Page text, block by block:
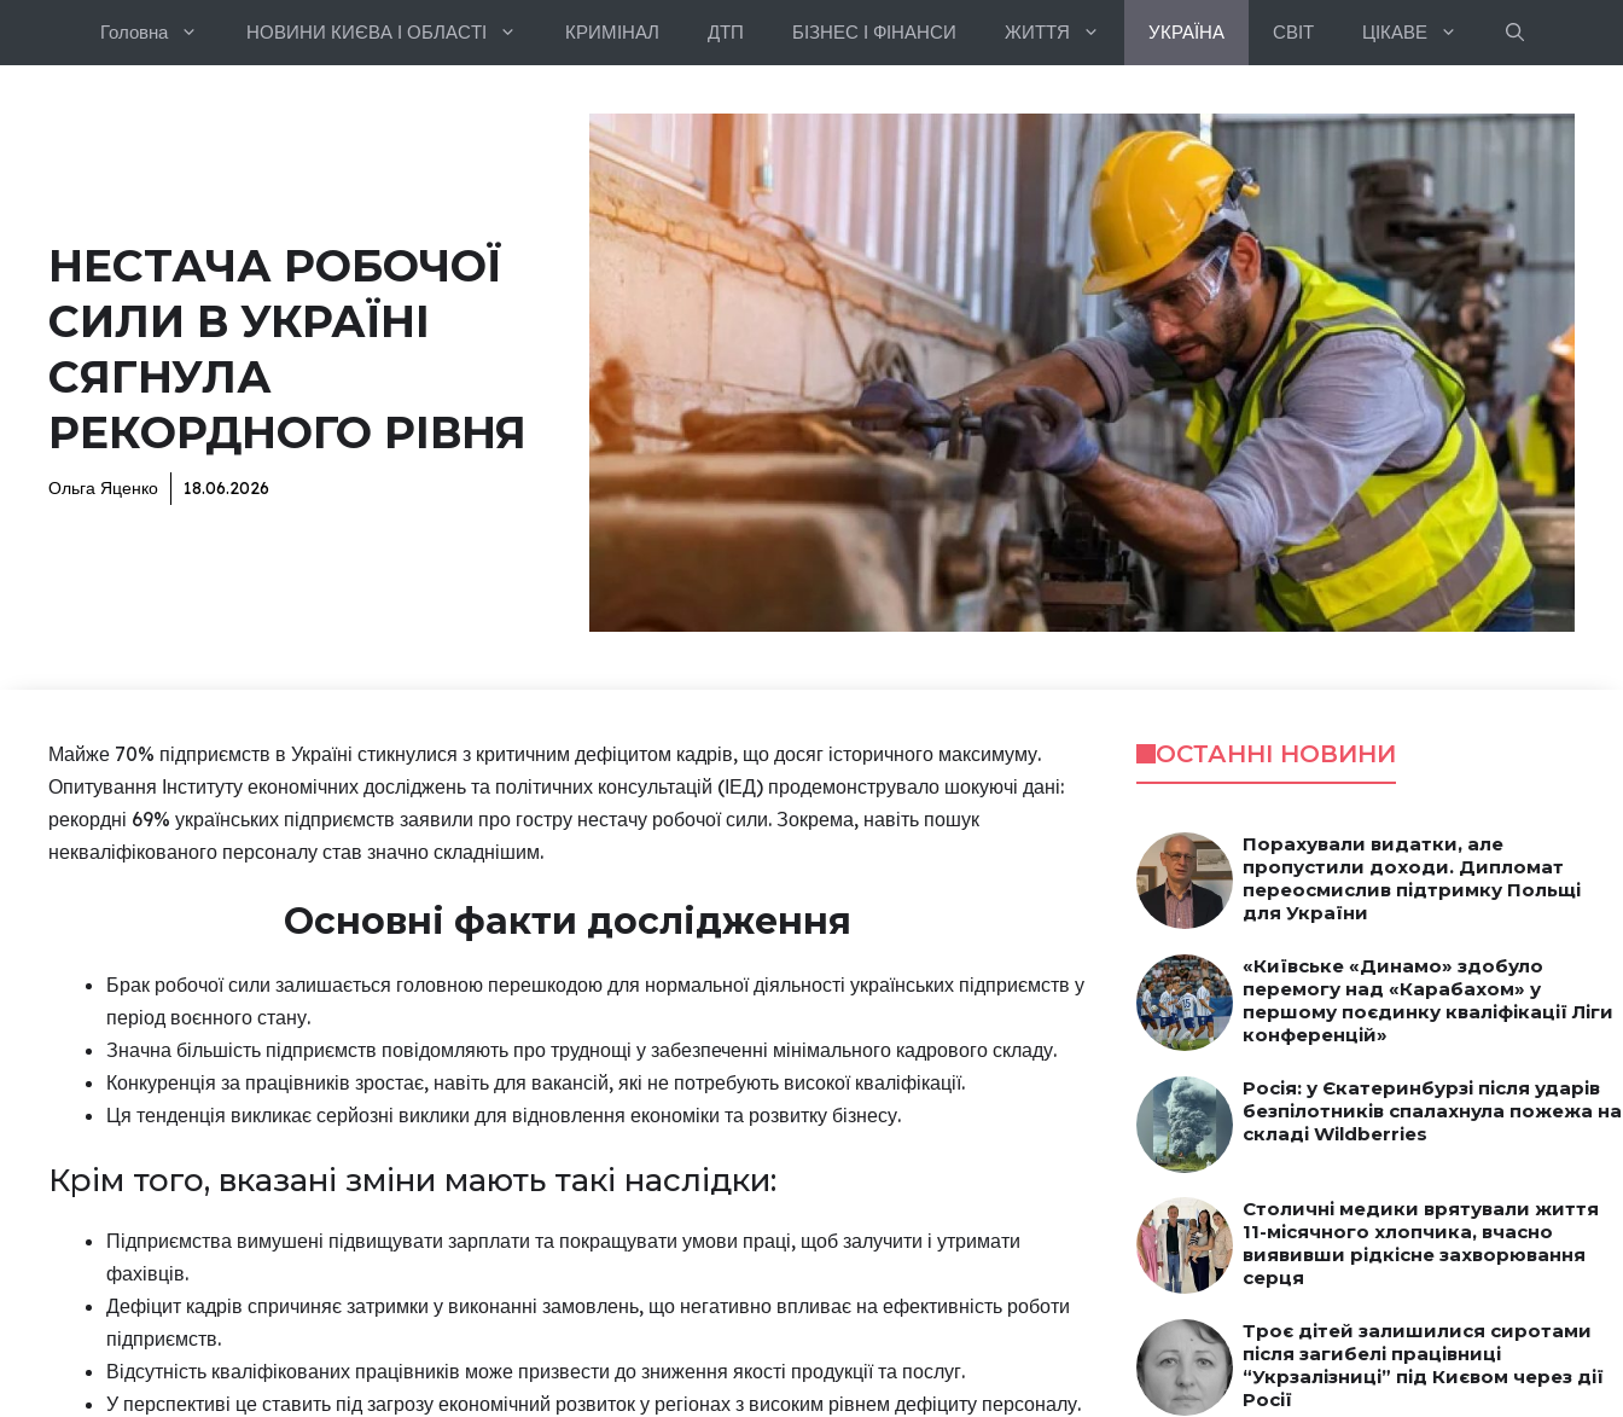
Головна НОВИНИ КИЄВА І ОБЛАСТІ КРИМІНАЛ ДТП БІЗНЕС І ФІНАНСИ ЖИТТЯ УКРАЇНА СВІТ ЦІКАВЕ
НЕСТАЧА РОБОЧОЇ
СИЛИ В УКРАЇНІ
СЯГНУЛА
РЕКОРДНОГО РІВНЯ
Ольга Яценко 18.06.2026
Майже 70% підприємств в Україні стикнулися з критичним дефіцитом кадрів, що досяг історичного максимуму.
Опитування Інституту економічних досліджень та політичних консультацій (ІЕД) продемонструвало шокуючі дані:
рекордні 69% українських підприємств заявили про гостру нестачу робочої сили. Зокрема, навіть пошук
некваліфікованого персоналу став значно складнішим.
Основні факти дослідження
Брак робочої сили залишається головною перешкодою для нормальної діяльності українських підприємств у
період воєнного стану.
Значна більшість підприємств повідомляють про труднощі у забезпеченні мінімального кадрового складу.
Конкуренція за працівників зростає, навіть для вакансій, які не потребують високої кваліфікації.
Ця тенденція викликає серйозні виклики для відновлення економіки та розвитку бізнесу.
Крім того, вказані зміни мають такі наслідки:
Підприємства вимушені підвищувати зарплати та покращувати умови праці, щоб залучити і утримати
фахівців.
Дефіцит кадрів спричиняє затримки у виконанні замовлень, що негативно впливає на ефективність роботи
підприємств.
Відсутність кваліфікованих працівників може призвести до зниження якості продукції та послуг.
У перспективі це ставить під загрозу економічний розвиток у регіонах з високим рівнем дефіциту персоналу.
ОСТАННІ НОВИНИ
Порахували видатки, але
пропустили доходи. Дипломат
переосмислив підтримку Польщі
для України
«Київське «Динамо» здобуло
перемогу над «Карабахом» у
першому поєдинку кваліфікації Ліги
конференцій»
Росія: у Єкатеринбурзі після ударів
безпілотників спалахнула пожежа на
складі Wildberries
Столичні медики врятували життя
11-місячного хлопчика, вчасно
виявивши рідкісне захворювання
серця
Троє дітей залишилися сиротами
після загибелі працівниці
“Укрзалізниці” під Києвом через дії
Росії